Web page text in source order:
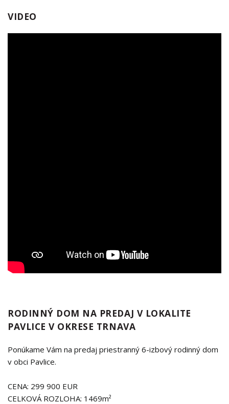
VIDEO
RODINNÝ DOM NA PREDAJ V LOKALITE
PAVLICE V OKRESE TRNAVA
Ponúkame Vám na predaj priestranný 6-izbový rodinný dom
v obci Pavlice.
CENA: 299 900 EUR
CELKOVÁ ROZLOHA: 1469m²